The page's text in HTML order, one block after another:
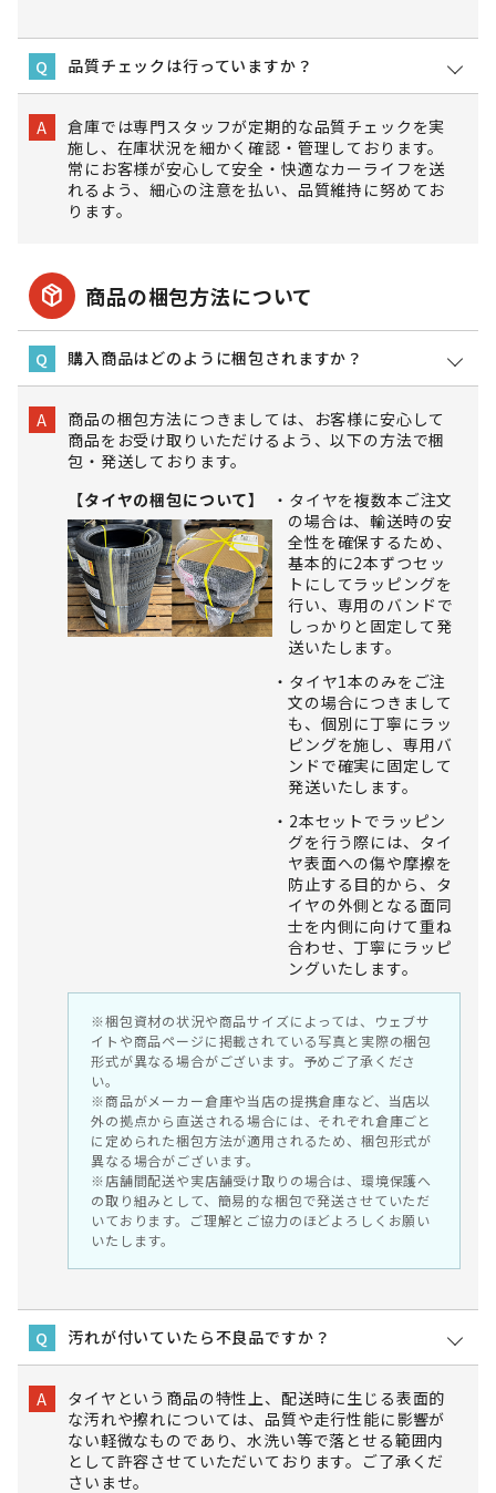
Q 品質チェックは行っていますか？
A
倉庫では専門スタッフが定期的な品質チェックを実
施し、在庫状況を細かく確認・管理しております。
常にお客様が安心して安全・快適なカーライフを送
れるよう、細心の注意を払い、品質維持に努めてお
ります。
package_2 商品の梱包方法について
Q 購入商品はどのように梱包されますか？
A
商品の梱包方法につきましては、お客様に安心して
商品をお受け取りいただけるよう、以下の方法で梱
包・発送しております。
【タイヤの梱包について】
タイヤを複数本ご注文
の場合は、輸送時の安
全性を確保するため、
基本的に2本ずつセッ
トにしてラッピングを
行い、専用のバンドで
しっかりと固定して発
送いたします。
タイヤ1本のみをご注
文の場合につきまして
も、個別に丁寧にラッ
ピングを施し、専用バ
ンドで確実に固定して
発送いたします。
2本セットでラッピン
グを行う際には、タイ
ヤ表面への傷や摩擦を
防止する目的から、タ
イヤの外側となる面同
士を内側に向けて重ね
合わせ、丁寧にラッピ
ングいたします。
※梱包資材の状況や商品サイズによっては、ウェブサ
イトや商品ページに掲載されている写真と実際の梱包
形式が異なる場合がございます。予めご了承くださ
い。
※商品がメーカー倉庫や当店の提携倉庫など、当店以
外の拠点から直送される場合には、それぞれ倉庫ごと
に定められた梱包方法が適用されるため、梱包形式が
異なる場合がございます。
※店舗間配送や実店舗受け取りの場合は、環境保護へ
の取り組みとして、簡易的な梱包で発送させていただ
いております。ご理解とご協力のほどよろしくお願い
いたします。
Q 汚れが付いていたら不良品ですか？
A
タイヤという商品の特性上、配送時に生じる表面的
な汚れや擦れについては、品質や走行性能に影響が
ない軽微なものであり、水洗い等で落とせる範囲内
として許容させていただいております。ご了承くだ
さいませ。